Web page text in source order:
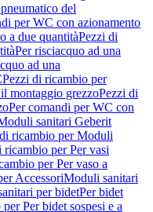
del
per WC con azionamento
a due quantitàPezzi di
Per risciacquo ad una
ad una
Pezzi di ricambio per
montaggio grezzoPezzi di
Per comandi per WC con
sanitari Geberit
ricambio per Moduli
ricambio per Per vasi
per Per vaso a
AccessoriModuli sanitari
per bidetPer bidet
Per bidet sospesi e a